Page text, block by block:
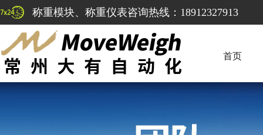
称重模块、称重仪表咨询热线：18912327913
首页